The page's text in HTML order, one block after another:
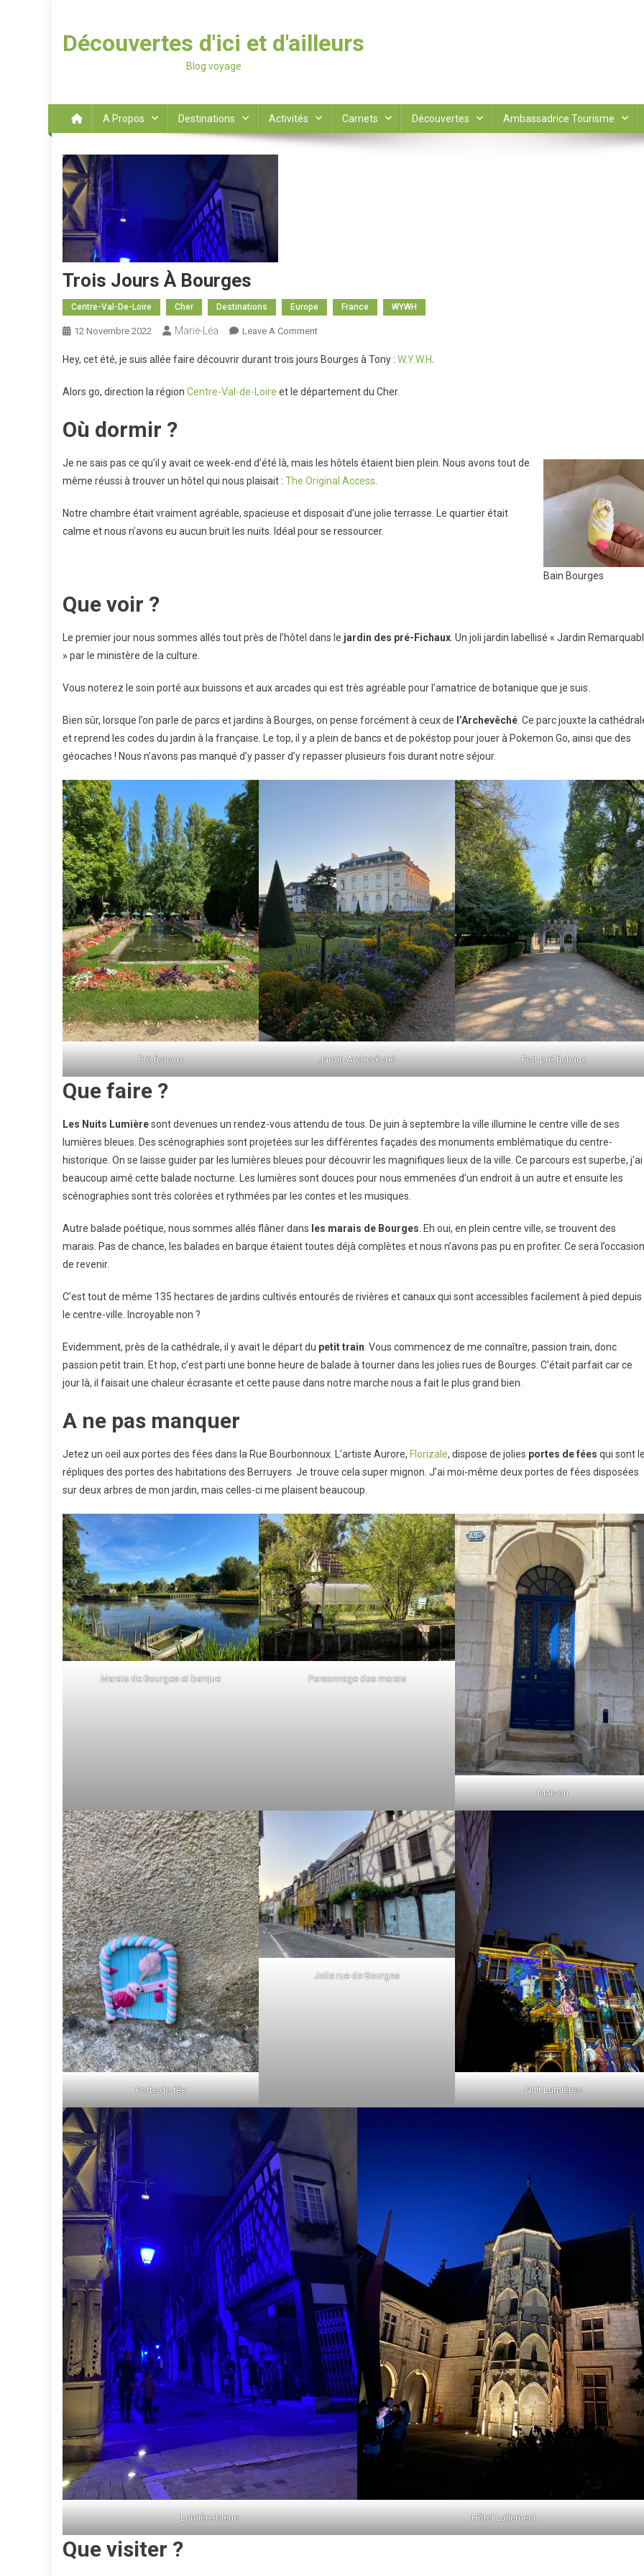
Découvertes d'ici et d'ailleurs
Blog voyage
A Propos Destinations Activités Carnets Découvertes Ambassadrice Tourisme
Trois Jours À Bourges
Centre-Val-De-Loire Cher Destinations Europe France WYWH
12 Novembre 2022 Marie-Léa Leave A CommentOn
Jours
Bourges
Hey, cet été, je suis allée faire découvrir durant trois jours Bourges à Tony : W.Y.W.H
Alors go, direction la région Centre-Val-de-Loire et le département du Cher.
Où dormir ?
Bain Bourges
Je ne sais pas ce qu’il y avait ce week-end d’été là, mais les hôtels étaient bien plein. Nous avons tout de
même réussi à trouver un hôtel qui nous plaisait : The Original Access
Notre chambre était vraiment agréable, spacieuse et disposait d’une jolie terrasse. Le quartier était
calme et nous n’avons eu aucun bruit les nuits. Idéal pour se ressourcer.
Que voir ?
Le premier jour nous sommes allés tout près de l’hôtel dans le jardin des pré-Fichaux . Un joli jardin labellisé « Jardin
» par le ministère de la culture.
Vous noterez le soin porté aux buissons et aux arcades qui est très agréable pour l’amatrice de botanique que je suis.
Bien sûr, lorsque l’on parle de parcs et jardins à Bourges, on pense forcément à ceux de l’Archevêché . Ce parc jouxte la
et reprend les codes du jardin à la française. Le top, il y a plein de bancs et de pokéstop pour jouer à Pokemon Go, ainsi que des
géocaches ! Nous n’avons pas manqué d’y passer d’y repasser plusieurs fois durant notre séjour.
Pré-fichaux Jardin Archevêché Port pré-fichaux
Que faire ?
Les Nuits Lumièresont devenues un rendez-vous attendu de tous. De juin à septembre la ville illumine le centre ville de ses
lumières bleues. Des scénographies sont projetées sur les différentes façades des monuments emblématique du centre-
historique. On se laisse guider par les lumières bleues pour découvrir les magnifiques lieux de la ville. Ce parcours est superbe, j’ai
beaucoup aimé cette balade nocturne. Les lumières sont douces pour nous emmenées d’un endroit à un autre et ensuite les
scénographies sont très colorées et rythmées par les contes et les musiques.
Autre balade poétique, nous sommes allés flâner dans les marais de Bourges . Eh oui, en plein centre ville, se trouvent des
marais. Pas de chance, les balades en barque étaient toutes déjà complètes et nous n’avons pas pu en profiter. Ce sera l’occasion
de revenir.
C’est tout de même 135 hectares de jardins cultivés entourés de rivières et canaux qui sont accessibles facilement à pied depuis
le centre-ville. Incroyable non ?
Evidemment, près de la cathédrale, il y avait le départ du petit train . Vous commencez de me connaître, passion train, donc
passion petit train. Et hop, c’est parti une bonne heure de balade à tourner dans les jolies rues de Bourges. C’était parfait car ce
jour là, il faisait une chaleur écrasante et cette pause dans notre marche nous a fait le plus grand bien.
A ne pas manquer
Jetez un oeil aux portes des fées dans la Rue Bourbonnoux. L’artiste Aurore, Florizale, dispose de jolies portes de fées qui sont
répliques des portes des habitations des Berruyers. Je trouve cela super mignon. J’ai moi-même deux portes de fées disposées
sur deux arbres de mon jardin, mais celles-ci me plaisent beaucoup.
Marais de Bourges et barque Personnage des marais
Maison
Porte de fée
Jolie rue de Bourges
Nuit Lumières
Lumière bleue Hôtel Lallement
Que visiter ?